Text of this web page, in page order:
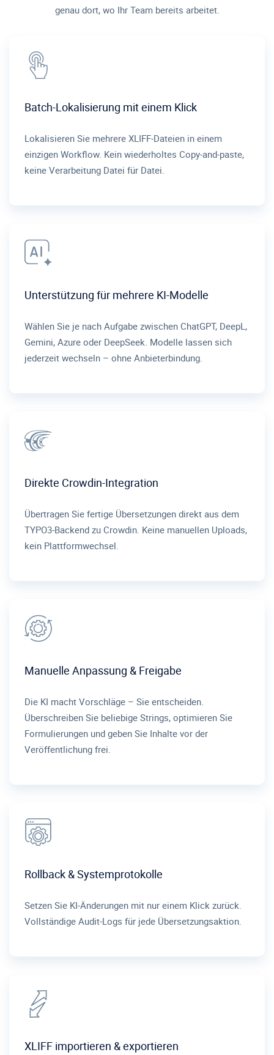
genau dort, wo Ihr Team bereits arbeitet.
Batch-Lokalisierung mit einem Klick
Lokalisieren Sie mehrere XLIFF-Dateien in einem
einzigen Workflow. Kein wiederholtes Copy-and-paste,
keine Verarbeitung Datei für Datei.
Unterstützung für mehrere KI-Modelle
Wählen Sie je nach Aufgabe zwischen ChatGPT, DeepL,
Gemini, Azure oder DeepSeek. Modelle lassen sich
jederzeit wechseln – ohne Anbieterbindung.
Direkte Crowdin-Integration
Übertragen Sie fertige Übersetzungen direkt aus dem
TYPO3-Backend zu Crowdin. Keine manuellen Uploads,
kein Plattformwechsel.
Manuelle Anpassung & Freigabe
Die KI macht Vorschläge – Sie entscheiden.
Überschreiben Sie beliebige Strings, optimieren Sie
Formulierungen und geben Sie Inhalte vor der
Veröffentlichung frei.
Rollback & Systemprotokolle
Setzen Sie KI-Änderungen mit nur einem Klick zurück.
Vollständige Audit-Logs für jede Übersetzungsaktion.
XLIFF importieren & exportieren